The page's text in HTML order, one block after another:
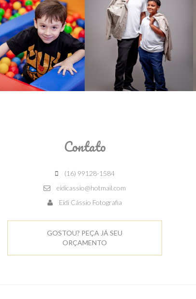
Contato
(16) 99128-1584
eidicassio@hotmail.com
Eidi Cássio Fotografia
GOSTOU? PEÇA JÁ SEU
ORÇAMENTO